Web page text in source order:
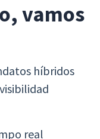
vamos
híbridos
real